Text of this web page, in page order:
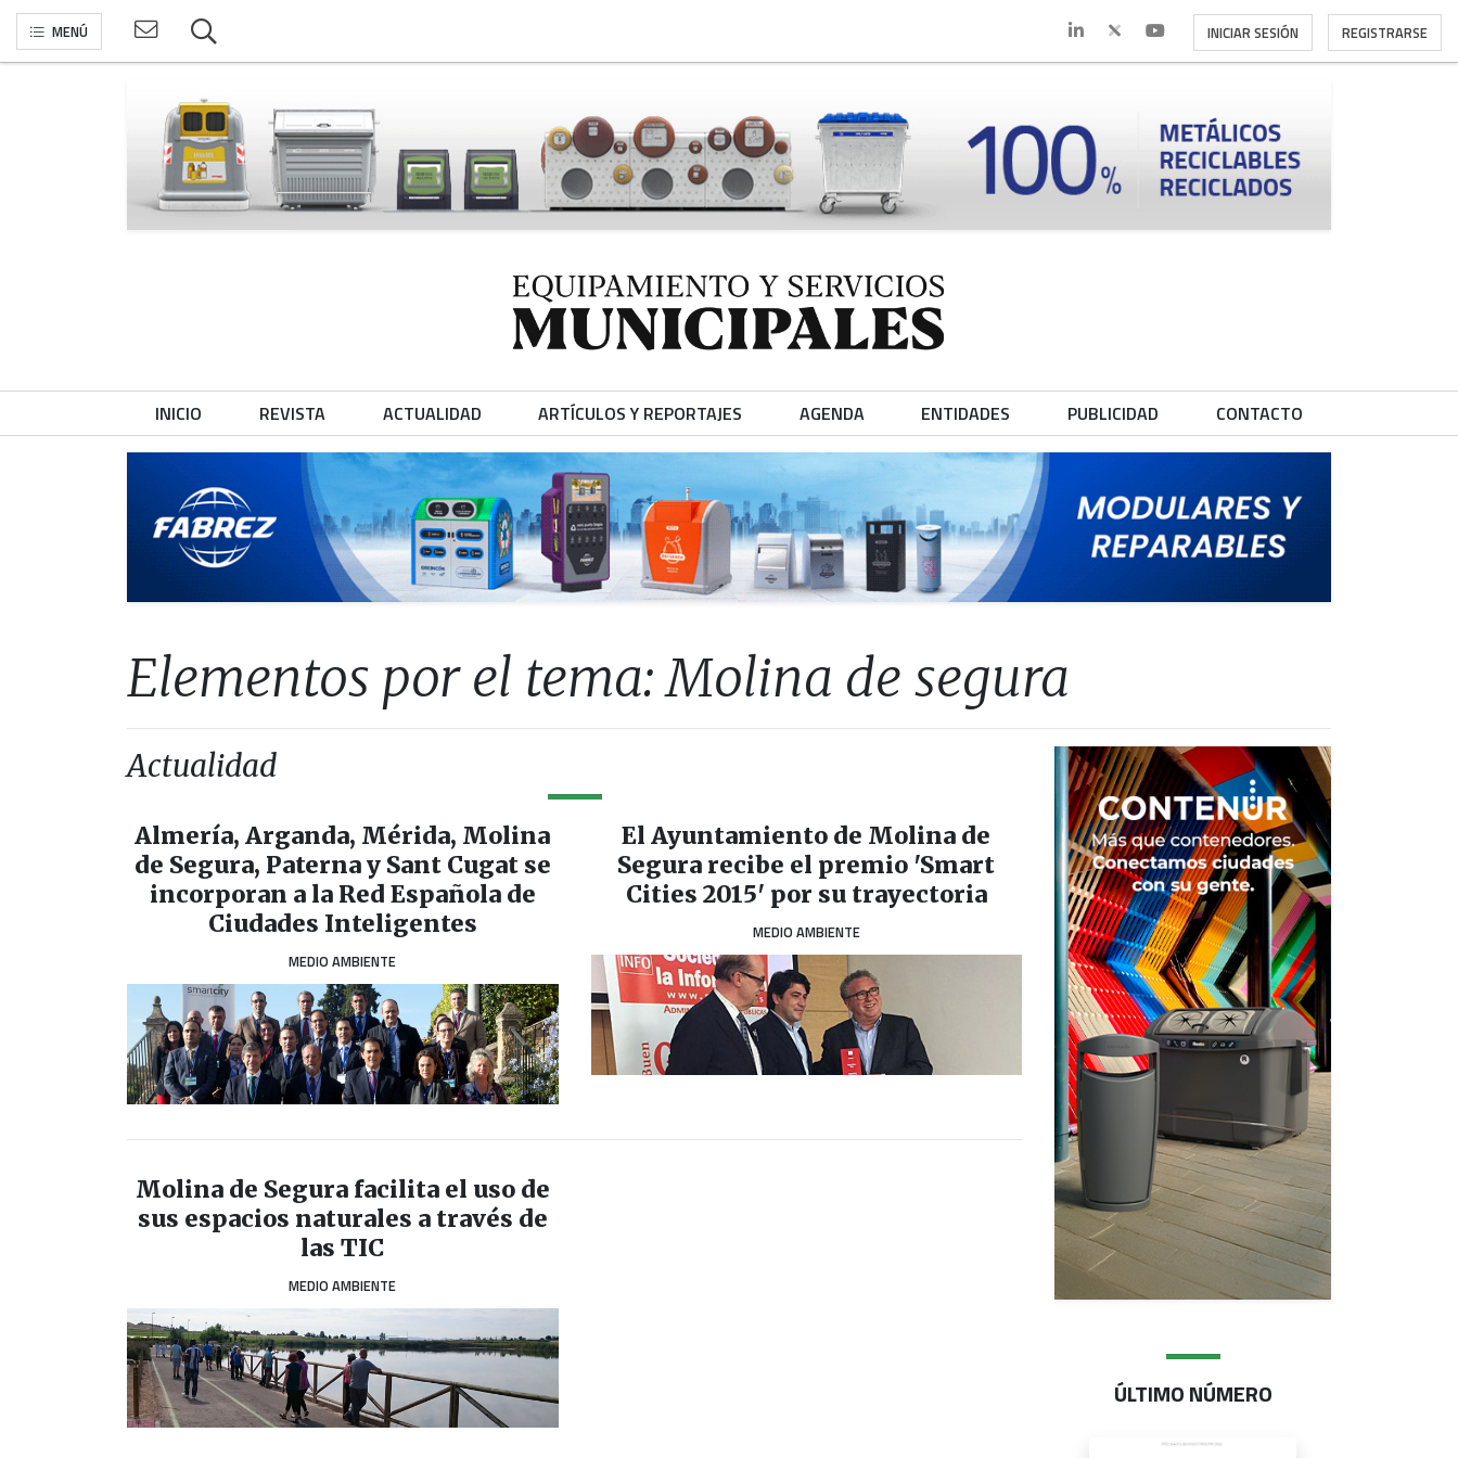
MENÚ INICIAR SESIÓN REGISTRARSE
INICIO REVISTA ACTUALIDAD ARTÍCULOS Y REPORTAJES AGENDA ENTIDADES PUBLICIDAD CONTACTO
Elementos por el tema: Molina de segura
Actualidad
Almería, Arganda, Mérida, Molina
de Segura, Paterna y Sant Cugat se
incorporan a la Red Española de
Ciudades Inteligentes
MEDIO AMBIENTE
El Ayuntamiento de Molina de
Segura recibe el premio 'Smart
Cities 2015' por su trayectoria
MEDIO AMBIENTE
Molina de Segura facilita el uso de
sus espacios naturales a través de
las TIC
MEDIO AMBIENTE
ÚLTIMO NÚMERO